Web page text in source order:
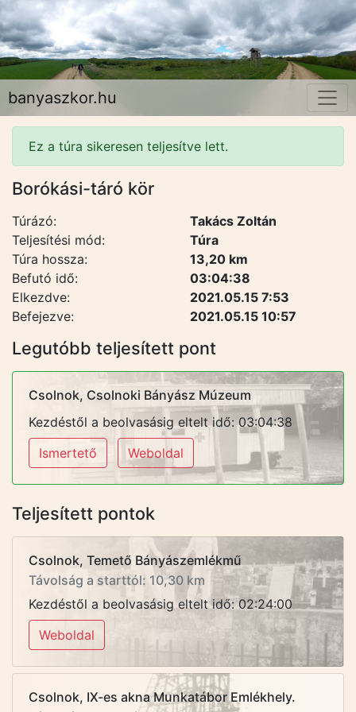
banyaszkor.hu
Ez a túra sikeresen teljesítve lett.
Legutóbb teljesített pont
Csolnok, Csolnoki Bányász Múzeum
Kezdéstől a beolvasásig eltelt idő: 03:04:38
Ismertető
Weboldal
Teljesített pontok
Csolnok, Temető Bányászemlékmű
Távolság a starttól: 10,30 km
Kezdéstől a beolvasásig eltelt idő: 02:24:00
Weboldal
Csolnok, IX-es akna Munkatábor Emlékhely.
Borókási-táró kör
Túrázó:
Takács Zoltán
Teljesítési mód:
Túra
Túra hossza:
13,20 km
Befutó idő:
03:04:38
Elkezdve:
2021.05.15 7:53
Befejezve:
2021.05.15 10:57